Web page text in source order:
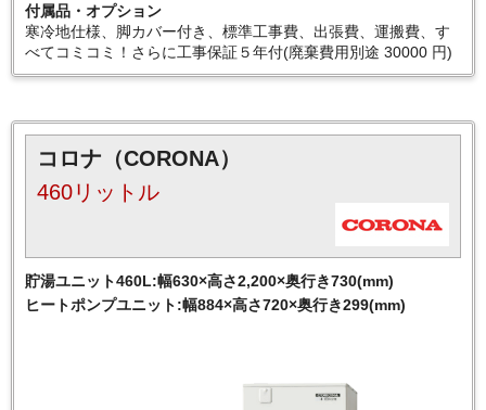
付属品・オプション
寒冷地仕様、脚カバー付き、標準工事費、出張費、運搬費、す
べてコミコミ！さらに工事保証５年付(廃棄費用別途 30000 円)
コロナ（CORONA）
460リットル
貯湯ユニット460L:幅630×高さ2,200×奥行き730(mm)
ヒートポンプユニット:幅884×高さ720×奥行き299(mm)